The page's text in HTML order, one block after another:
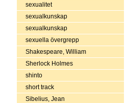
sexualitet
sexualkunskap
sexualkunskap
sexuella övergrepp
Shakespeare, William
Sherlock Holmes
shinto
short track
Sibelius, Jean